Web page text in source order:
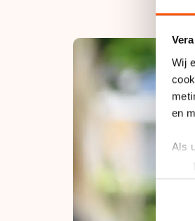
Wij
en
Als